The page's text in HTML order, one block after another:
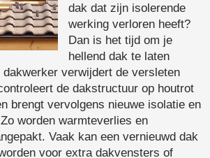
dak dat zijn isolerende
werking verloren heeft?
Dan is het tijd om je
hellend dak te laten
dakwerker verwijdert de versleten
de dakstructuur op houtrot
brengt vervolgens nieuwe isolatie en
worden warmteverlies en
Vaak kan een vernieuwd dak
voor extra dakvensters of